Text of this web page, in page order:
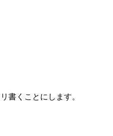
書くことにします。